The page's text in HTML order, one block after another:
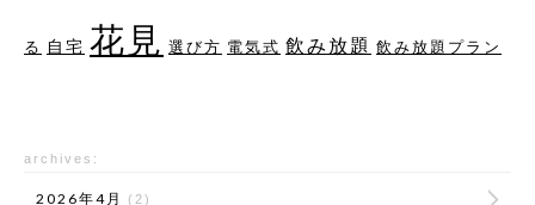
る 自宅 花見 選び方 電気式 飲み放題 飲み放題プラン
archives:
2026年4月 (2)